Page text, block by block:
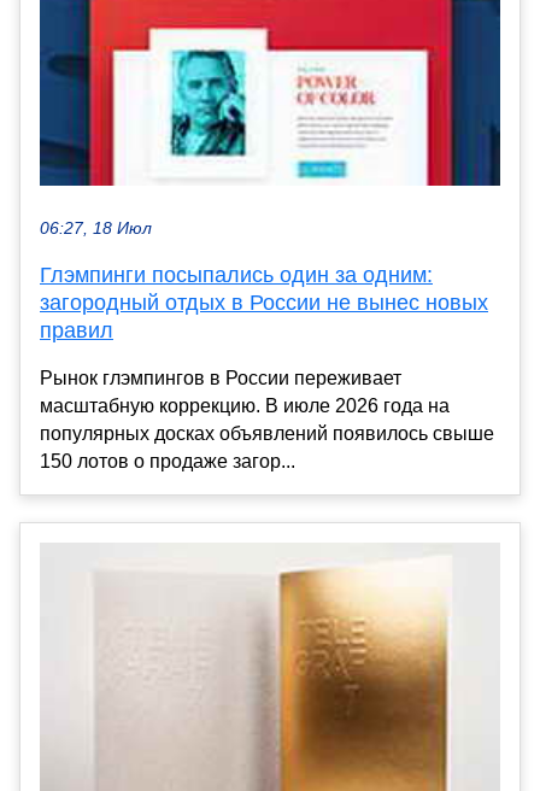
06:27, 18 Июл
Глэмпинги посыпались один за одним:
загородный отдых в России не вынес новых
правил
Рынок глэмпингов в России переживает
масштабную коррекцию. В июле 2026 года на
популярных досках объявлений появилось свыше
150 лотов о продаже загор...